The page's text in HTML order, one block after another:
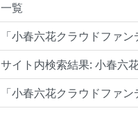
一覧
「小春六花クラウドファ
サイト内検索結果: 小春六
「小春六花クラウドファ